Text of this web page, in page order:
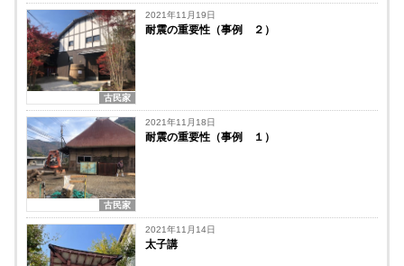
古民家
2021年11月19日
耐震の重要性（事例 ２）
古民家
2021年11月18日
耐震の重要性（事例 １）
2021年11月14日
太子講